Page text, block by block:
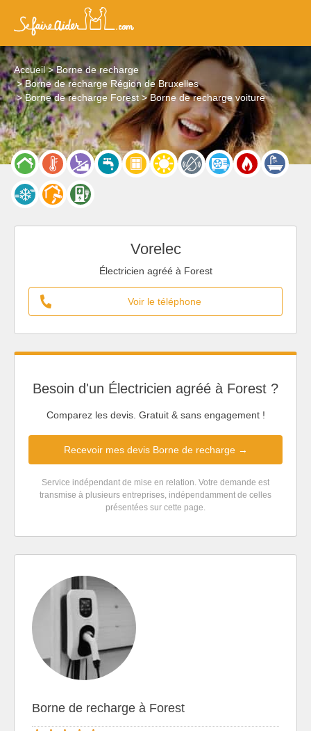
Accueil
Borne de recharge
Borne de recharge Région de Bruxelles
Borne de recharge Forest
Borne de recharge voiture
Vorelec
Électricien agréé à Forest
Voir le téléphone
Besoin d'un Électricien agréé à Forest ?
Comparez les devis. Gratuit & sans engagement !
Recevoir mes devis Borne de recharge →
Service indépendant de mise en relation. Votre demande est
transmise à plusieurs entreprises, indépendamment de celles
présentées sur cette page.
Borne de recharge à Forest